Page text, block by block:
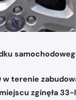
w terenie
zginęła